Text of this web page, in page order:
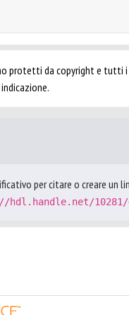
protetti da copyright e tutti
per citare o creare un
hdl.handle.net/10281/